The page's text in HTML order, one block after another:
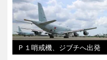
Ｐ１哨戒機、ジブチへ出発